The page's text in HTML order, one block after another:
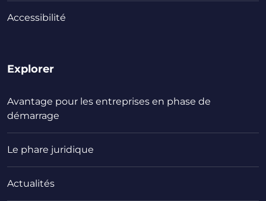
Accessibilité
Explorer
Avantage pour les entreprises en phase de
démarrage
Le phare juridique
Actualités